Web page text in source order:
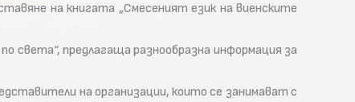
на книгата „Смесеният език на виенските
света“, предлагаща разнообразна информация за
на организации, които се занимават с